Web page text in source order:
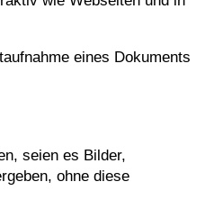
eines Dokuments
seien es Bilder,
ohne diese